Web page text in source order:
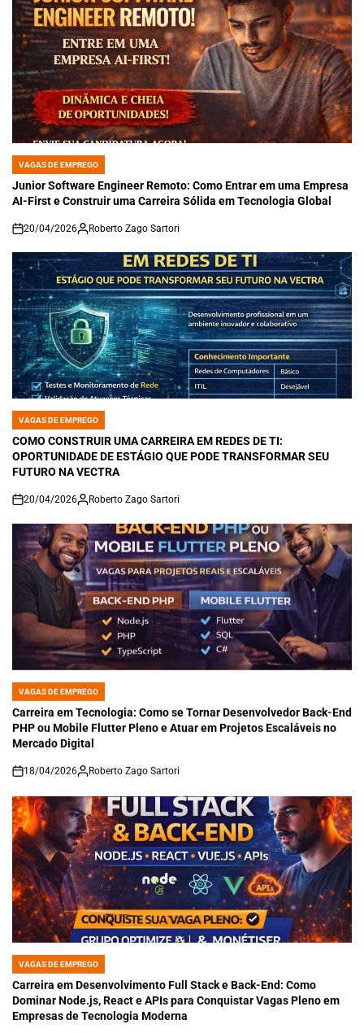
POSTED
IN
VAGAS DE EMPREGO
Junior Software Engineer Remoto: Como Entrar em uma Empresa
AI-First e Construir uma Carreira Sólida em Tecnologia Global
on
20/04/2026 Roberto Zago Sartori
POSTED
IN
VAGAS DE EMPREGO
COMO CONSTRUIR UMA CARREIRA EM REDES DE TI:
OPORTUNIDADE DE ESTÁGIO QUE PODE TRANSFORMAR SEU
FUTURO NA VECTRA
on
20/04/2026 Roberto Zago Sartori
POSTED
IN
VAGAS DE EMPREGO
Carreira em Tecnologia: Como se Tornar Desenvolvedor Back-End
PHP ou Mobile Flutter Pleno e Atuar em Projetos Escaláveis no
Mercado Digital
on
18/04/2026 Roberto Zago Sartori
POSTED
IN
VAGAS DE EMPREGO
Carreira em Desenvolvimento Full Stack e Back-End: Como
Dominar Node.js, React e APIs para Conquistar Vagas Pleno em
Empresas de Tecnologia Moderna